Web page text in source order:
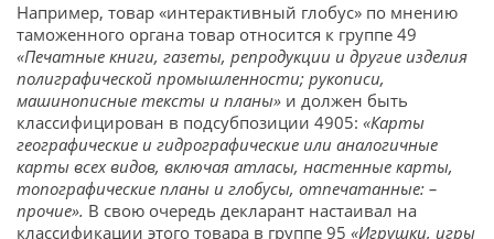
Например, товар «интерактивный глобус» по мнению
таможенного органа товар относится к группе 49
«Печатные книги, газеты, репродукции и другие изделия
полиграфической промышленности; рукописи,
машинописные тексты и планы» и должен быть
классифицирован в подсубпозиции 4905: «Карты
географические и гидрографические или аналогичные
карты всех видов, включая атласы, настенные карты,
топографические планы и глобусы, отпечатанные: –
прочие». В свою очередь декларант настаивал на
классификации этого товара в группе 95 «Игрушки, игры